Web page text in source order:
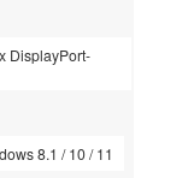
DisplayPort-
8.1 / 10 / 11